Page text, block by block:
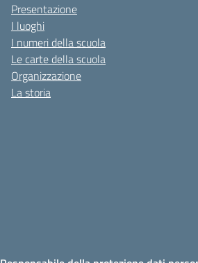
Presentazione
I luoghi
I numeri della scuola
Le carte della scuola
Organizzazione
La storia